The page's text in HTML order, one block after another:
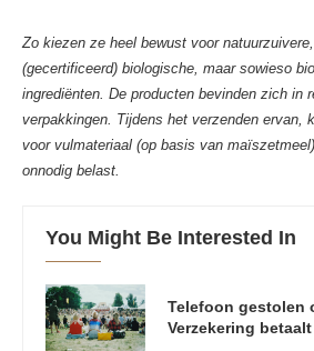
Zo kiezen ze heel bewust voor
(gecertificeerd) biologische, maar sowieso
ingrediënten. De producten bevinden zich in
verpakkingen. Tijdens het verzenden ervan,
voor vulmateriaal (op basis van
onnodig belast.
You Might Be Interested In
Telefoon gestolen
Verzekering